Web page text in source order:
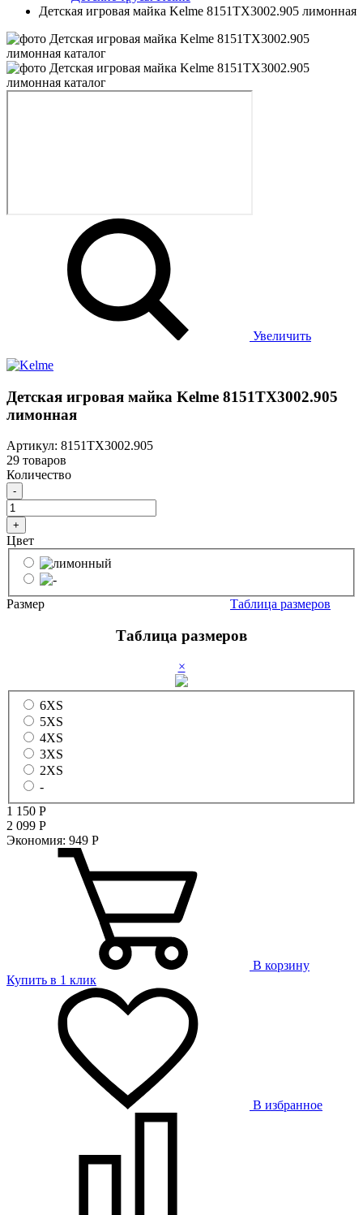
Детская игровая майка Kelme 8151TX3002.905 лимонная
Увеличить
Детская игровая майка Kelme 8151TX3002.905
лимонная
Артикул: 8151TX3002.905
29 товаров
Количество
-
+
Цвет
Размер Таблица размеров
Таблица размеров
×
6XS
5XS
4XS
3XS
2XS
-
1 150 Р
2 099 Р
Экономия: 949 Р
В корзину
Купить в 1 клик
В избранное